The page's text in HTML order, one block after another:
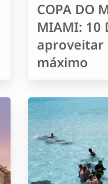
COPA DO
MIAMI: 10
aproveitar
máximo